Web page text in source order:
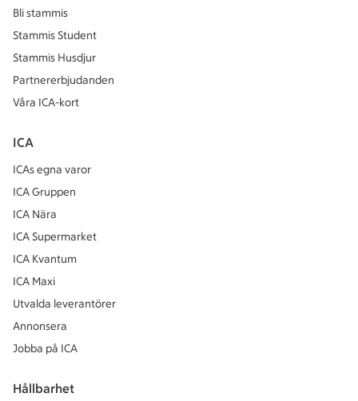
Bli stammis
Stammis Student
Stammis Husdjur
Partnererbjudanden
Våra ICA-kort
ICA
ICAs egna varor
ICA Gruppen
ICA Nära
ICA Supermarket
ICA Kvantum
ICA Maxi
Utvalda leverantörer
Annonsera
Jobba på ICA
Hållbarhet